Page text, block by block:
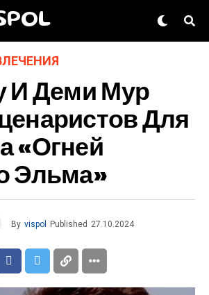
И Деми Мур
Для
«Огней
Эльма»
By vispol Published 27.10.2024